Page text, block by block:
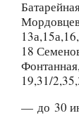
18
19,31/
— до 30